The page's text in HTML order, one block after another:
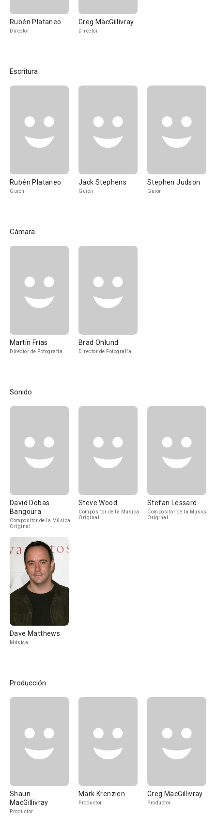
Rubén Plataneo
Director
Greg MacGillivray
Director
Escritura
Rubén Plataneo
Guión
Jack Stephens
Guión
Stephen Judson
Guión
Cámara
Martín Frías
Director de Fotografía
Brad Ohlund
Director de Fotografía
Sonido
David Dobas
Bangoura
Compositor de la Música
Original
Steve Wood
Compositor de la Música
Original
Stefan Lessard
Compositor de la Música
Original
Dave Matthews
Música
Producción
Shaun
MacGillivray
Productor
Mark Krenzien
Productor
Greg MacGillivray
Productor